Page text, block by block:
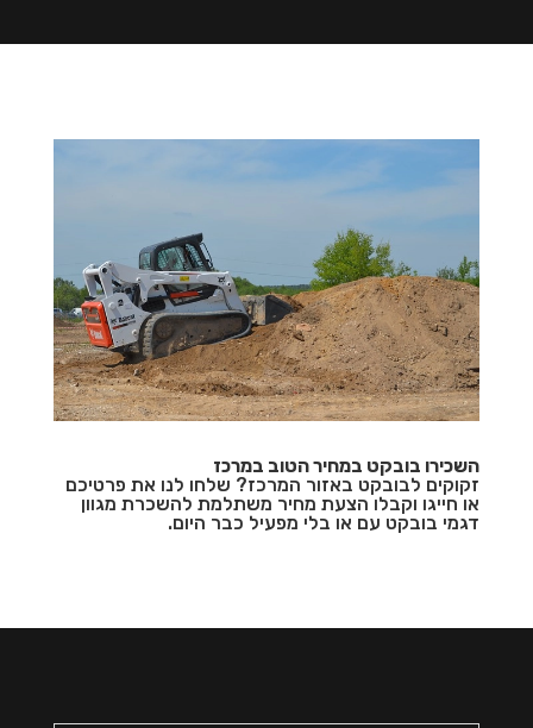
השכירו בובקט במחיר הטוב במרכז
זקוקים לבובקט באזור המרכז? שלחו לנו את פרטיכם
או חייגו וקבלו הצעת מחיר משתלמת להשכרת מגוון
דגמי בובקט עם או בלי מפעיל כבר היום.